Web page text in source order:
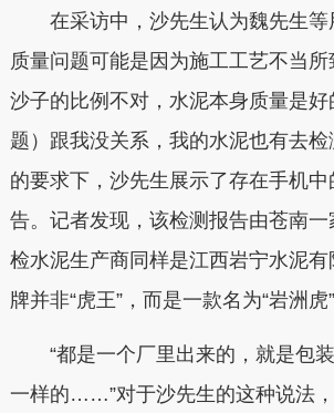
在采访中，沙先生认为魏先生等
质量问题可能是因为施工工艺不当所
沙子的比例不对，水泥本身质量是好
题）跟我没关系，我的水泥也有去检
的要求下，沙先生展示了存在手机
告。记者发现，该检测报告由苍南一
检水泥生产商同样是江西岩宁水泥
牌并非“虎王”，而是一款名为“岩洲虎
“都是一个厂里出来的，就是包装
一样的……”对于沙先生的这种说法